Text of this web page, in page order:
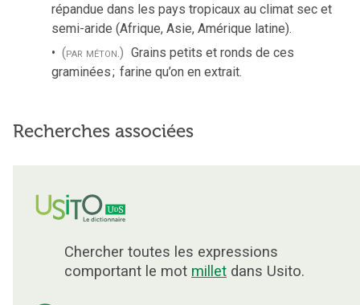
répandue dans les pays tropicaux au climat sec et
semi-aride (Afrique, Asie, Amérique latine).
(par méton.) Grains petits et ronds de ces
graminées; farine qu’on en extrait.
Recherches associées
Chercher toutes les expressions
comportant le mot millet dans Usito.